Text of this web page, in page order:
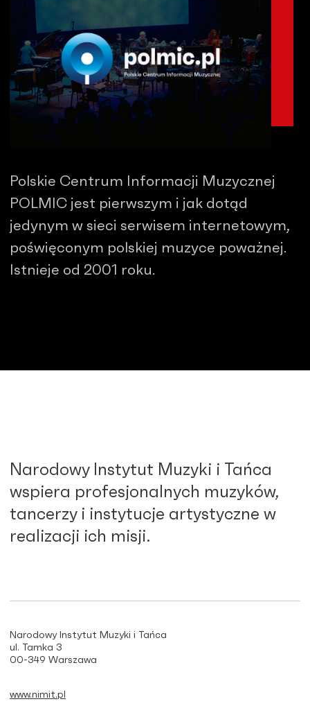
Polskie Centrum Informacji Muzycznej
POLMIC jest pierwszym i jak dotąd
jedynym w sieci serwisem internetowym,
poświęconym polskiej muzyce poważnej.
Istnieje od 2001 roku.
Narodowy Instytut Muzyki i Tańca
wspiera profesjonalnych muzyków,
tancerzy i instytucje artystyczne w
realizacji ich misji.
Narodowy Instytut Muzyki i Tańca
ul. Tamka 3
00-349 Warszawa
www.nimit.pl